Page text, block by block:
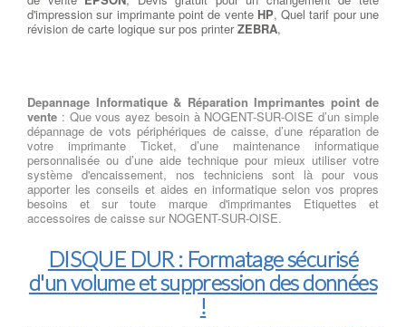
d'impression sur imprimante point de vente HP, Quel tarif pour une
révision de carte logique sur pos printerZEBRA,
Depannage Informatique & Réparation Imprimantes point de
vente : Que vous ayez besoin à NOGENT-SUR-OISE d’un simple
dépannage de vots périphériques de caisse, d’une réparation de
votre imprimante Ticket, d’une maintenance informatique
personnalisée ou d’une aide technique pour mieux utiliser votre
système d'encaissement, nos techniciens sont là pour vous
apporter les conseils et aides en informatique selon vos propres
besoins et sur toute marque d'imprimantes Etiquettes et
accessoires de caisse sur NOGENT-SUR-OISE.
DISQUE DUR : Formatage sécurisé
d'un volume et suppression des données
!